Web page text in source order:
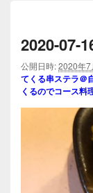
2020-07-
公開日時:2020年7
てくる串ステラ＠
くるのでコース料